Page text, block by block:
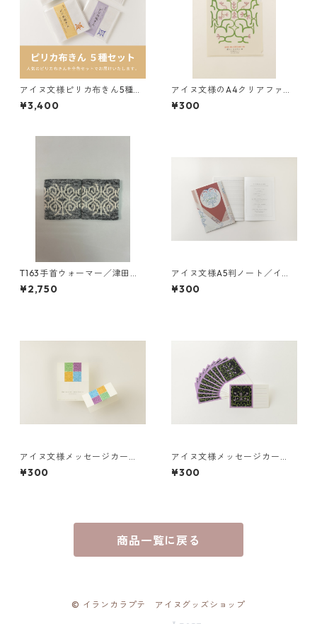
アイヌ文様ピリカ布きん5種セ
ット（各色1枚 計5枚入り）
¥3,400
アイヌ文様のA4クリアファイ
ル ポンノ シニアン ロ（白）
¥300
T163手首ウォーマー／津田命
子デザインアイヌ文様編み込
み手首ウォーマー
¥2,750
アイヌ文様A5判ノート／イラ
ンカラプテ（赤）by Uetake Y
asuko
¥300
アイヌ文様メッセージカー
ド ２つ折り 少し休みまし
ょう
¥300
アイヌ文様メッセージカー
ド ウトゥラノ シノタン
ロ
¥300
商品一覧に戻る
© イランカラプテ アイヌグッズショップ